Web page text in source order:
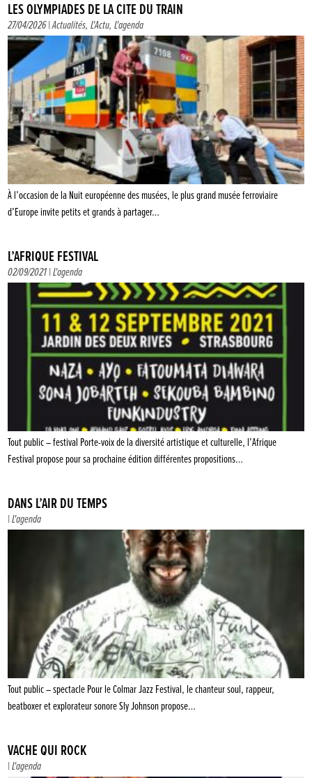
LES OLYMPIADES DE LA CITÉ DU TRAIN
27/04/2026 |Actualités,L'Actu,L'agenda
À l’occasion de la Nuit européenne des musées, le plus grand musée ferroviaire
d’Europe invite petits et grands à partager…
L’AFRIQUE FESTIVAL
02/09/2021 |L'agenda
Tout public – festival Porte-voix de la diversité artistique et culturelle, l’Afrique
Festival propose pour sa prochaine édition différentes propositions…
DANS L’AIR DU TEMPS
|L'agenda
Tout public – spectacle Pour le Colmar Jazz Festival, le chanteur soul, rappeur,
beatboxer et explorateur sonore Sly Johnson propose…
VACHE QUI ROCK
|L'agenda